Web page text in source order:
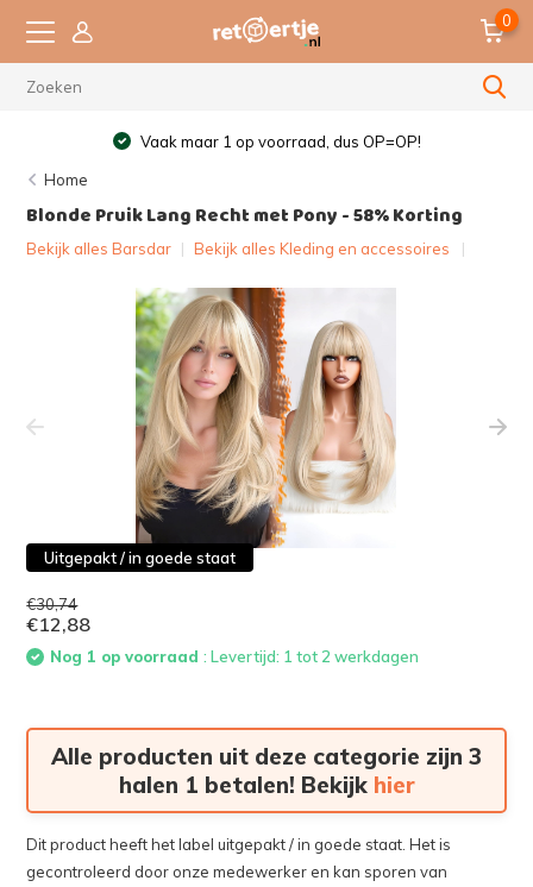
0
Vaak maar 1 op voorraad, dus OP=OP!
Home
Blonde Pruik Lang Recht met Pony - 58% Korting
Bekijk alles Barsdar | Bekijk alles Kleding en accessoires
Uitgepakt / in goede staat
€30,74
€12,88
Nog 1 op voorraad: Levertijd: 1 tot 2 werkdagen
Alle producten uit deze categorie zijn 3
halen 1 betalen! Bekijk hier
Dit product heeft het label uitgepakt / in goede staat. Het is
gecontroleerd door onze medewerker en kan sporen van